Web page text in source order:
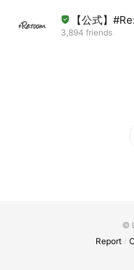
【公式】
3,894 friends
©
Report